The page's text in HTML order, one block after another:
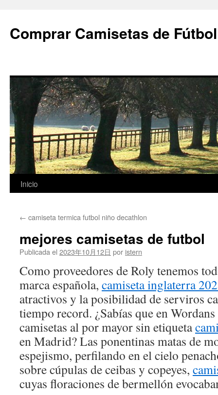
Comprar Camisetas de
Saltar
contenido
Inicio
← camiseta termica futbol niño decathlon
mejores camisetas de futbol
Publicada el 2023年10月12日 por istern
Como proveedores de Roly tenemos
marca española, camiseta inglaterra
atractivos y la posibilidad de serviros
tiempo record. ¿Sabías que en
camisetas al por mayor sin etiqueta
en Madrid? Las ponentinas matas de
espejismo, perfilando en el cielo
sobre cúpulas de ceibas y copeyes,
cuyas floraciones de bermellón